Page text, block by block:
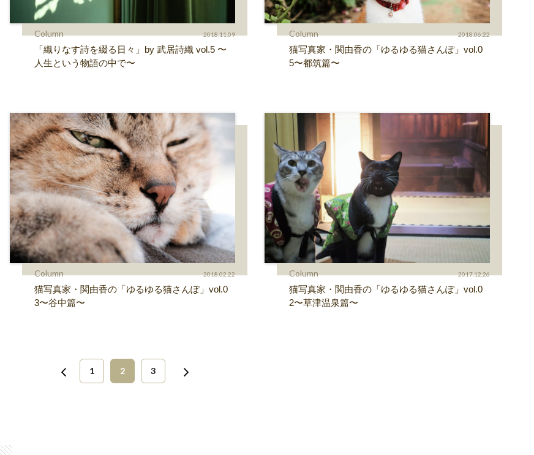
Column 2018.11.09
「織りなす詩を綴る日々」by 武居詩織 vol.5 〜
人生という物語の中で〜
Column 2018.06.22
猫写真家・関由香の「ゆるゆる猫さんぽ」vol.0
5〜都筑篇〜
Column 2018.02.22
猫写真家・関由香の「ゆるゆる猫さんぽ」vol.0
3〜谷中篇〜
Column 2017.12.26
猫写真家・関由香の「ゆるゆる猫さんぽ」vol.0
2〜草津温泉篇〜
1 2 3